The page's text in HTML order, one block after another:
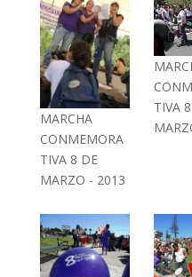
MARCHA
CONMEMORA
TIVA 8 DE
MARZO - 2013
TIVA